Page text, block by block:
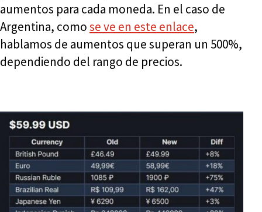
aumentos para cada moneda. En el caso de
Argentina, comose ve en este enlace,
hablamos de aumentos que superan un 500%,
dependiendo del rango de precios.